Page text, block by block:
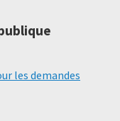
les demandes